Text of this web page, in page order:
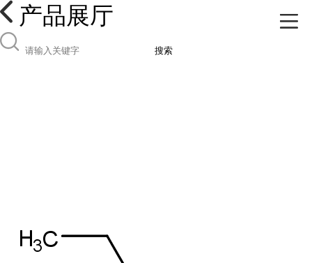
产品展厅
搜索